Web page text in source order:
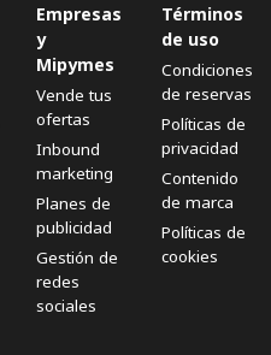
Empresas
y
Mipymes
Vende tus
ofertas
Inbound
marketing
Planes de
publicidad
Gestión de
redes
sociales
Términos
de uso
Condiciones
de reservas
Políticas de
privacidad
Contenido
de marca
Políticas de
cookies